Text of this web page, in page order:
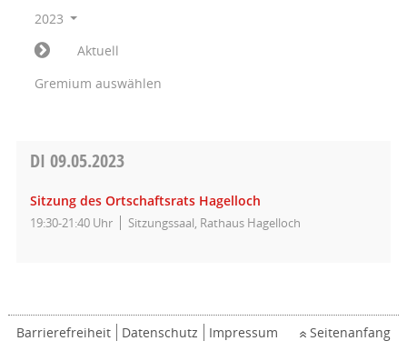
2023
Aktuell
Gremium auswählen
DI 09.05.2023
Sitzung des Ortschaftsrats Hagelloch
19:30-21:40 Uhr Sitzungssaal, Rathaus Hagelloch
Barrierefreiheit Datenschutz Impressum Seitenanfang